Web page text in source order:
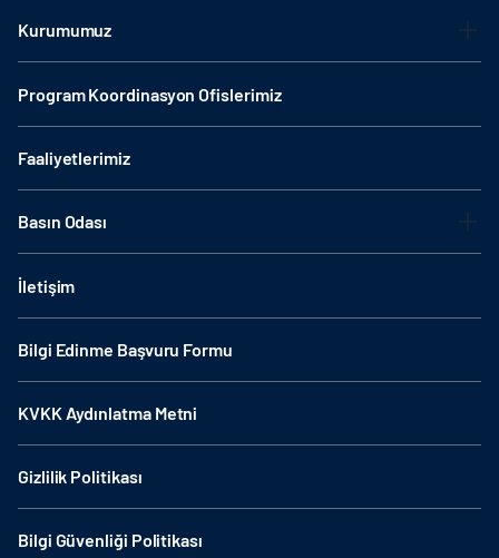
Kurumumuz
Program Koordinasyon Ofislerimiz
Faaliyetlerimiz
Basın Odası
İletişim
Bilgi Edinme Başvuru Formu
KVKK Aydınlatma Metni
Gizlilik Politikası
Bilgi Güvenliği Politikası